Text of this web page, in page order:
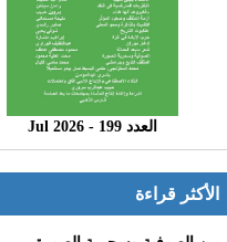
العدد 199 - 2026 Jul
الأكثر قراءة